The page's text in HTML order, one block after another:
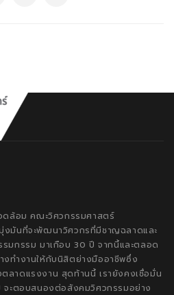
ดล้อม คณะวิศวกรรมศาสตร์
มันที่จะพัฒนาวิศวกรที่มีชาญฉลาดและ
มกรรม มาเกือบ 30 ปี จากนี้และตลอด
งทำงานให้กับนิสิตย่างมืออาชีพซึ่ง
ลาดแรงงาน สุดท้านนี้ เรายังคงเชื่อมั่น
จะตอบสนองต่อสังคมวิศวกรรมอย่าง